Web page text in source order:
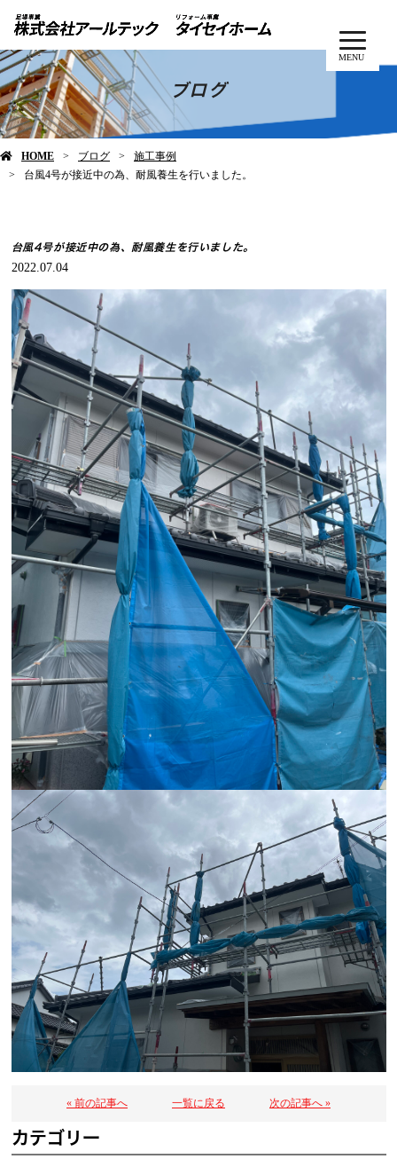
MENU
ブログ
HOME ブログ
施工事例
台風4号が接近中の為、耐風養生を行いました。
台風4号が接近中の為、耐風養生を行いました。
2022.07.04
« 前の記事へ 一覧に戻る 次の記事へ »
カテゴリー